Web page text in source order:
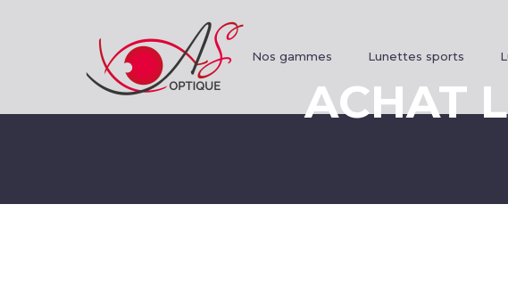
Nos gammes Lunettes sports
ACHAT